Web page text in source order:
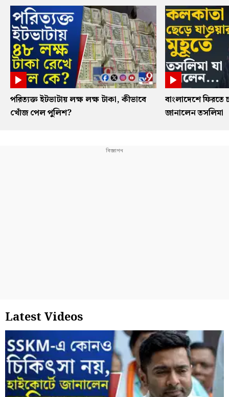
পরিত্যক্ত ইটভাটায় লক্ষ লক্ষ টাকা, কীভাবে
খোঁজ পেল পুলিশ?
বাংলাদেশে ফিরতে
জানালেন তসলিমা
Latest Videos